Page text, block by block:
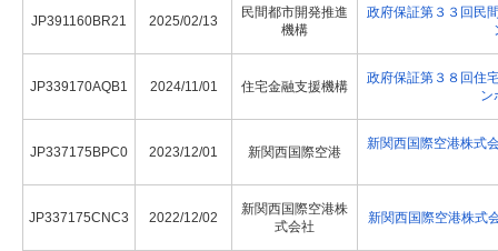
JP391160BR21 2025/02/13
民間都市開発推進
機構
政府保証第３３回民
JP339170AQB1 2024/11/01 住宅金融支援機構
政府保証第３８回住
ン
JP337175BPC0 2023/12/01 新関西国際空港
新関西国際空港株式
JP337175CNC3 2022/12/02
新関西国際空港株
式会社
新関西国際空港株式